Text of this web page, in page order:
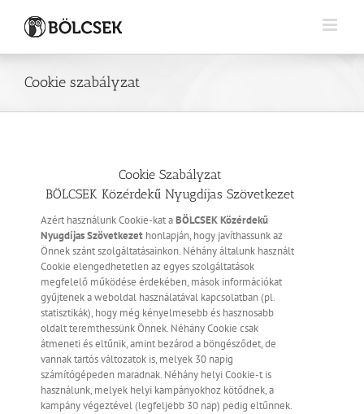
Cookie szabályzat
Cookie Szabályzat
BÖLCSEK Közérdekű Nyugdíjas Szövetkezet
Azért használunk Cookie-kat aBÖLCSEK Közérdekű
Nyugdíjas Szövetkezet honlapján, hogy javíthassunk az
Önnek szánt szolgáltatásainkon. Néhány általunk használt
Cookie elengedhetetlen az egyes szolgáltatások
megfelelő működése érdekében, mások információkat
gyűjtenek a weboldal használatával kapcsolatban (pl.
statisztikák), hogy még kényelmesebb és hasznosabb
oldalt teremthessünk Önnek. Néhány Cookie csak
átmeneti és eltűnik, amint bezárod a böngésződet, de
vannak tartós változatok is, melyek 30 napig
számítógépeden maradnak. Néhány helyi Cookie-t is
használunk, melyek helyi kampányokhoz kötődnek, a
kampány végeztével (legfeljebb 30 nap) pedig eltűnnek.